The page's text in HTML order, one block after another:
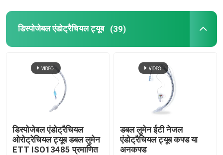
डिस्पोजेबल एंडोट्रैचियल ट्यूब (39)
डिस्पोजेबल एंडोट्रैचियल
ओरोट्रेचियल ट्यूब डबल लुमेन
ETT ISO13485 प्रमाणित
डबल लुमेन ईटी नेजल
एंडोट्रैचियल ट्यूब कफ्ड या
अनकफ्ड